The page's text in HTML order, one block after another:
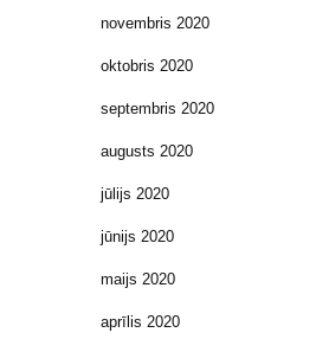
novembris 2020
oktobris 2020
septembris 2020
augusts 2020
jūlijs 2020
jūnijs 2020
maijs 2020
aprīlis 2020